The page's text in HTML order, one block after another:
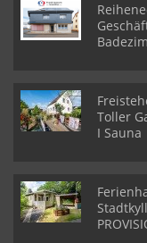
Toller
I Sauna